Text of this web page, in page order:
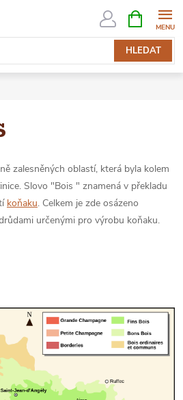
HLEDAT
NÁKUPNÍ
KOŠÍK
zalesněných oblastí, která byla kolem
Slovo "Bois " znamená v překladu
koňaku. Celkem je zde osázeno
určenými pro výrobu koňaku.